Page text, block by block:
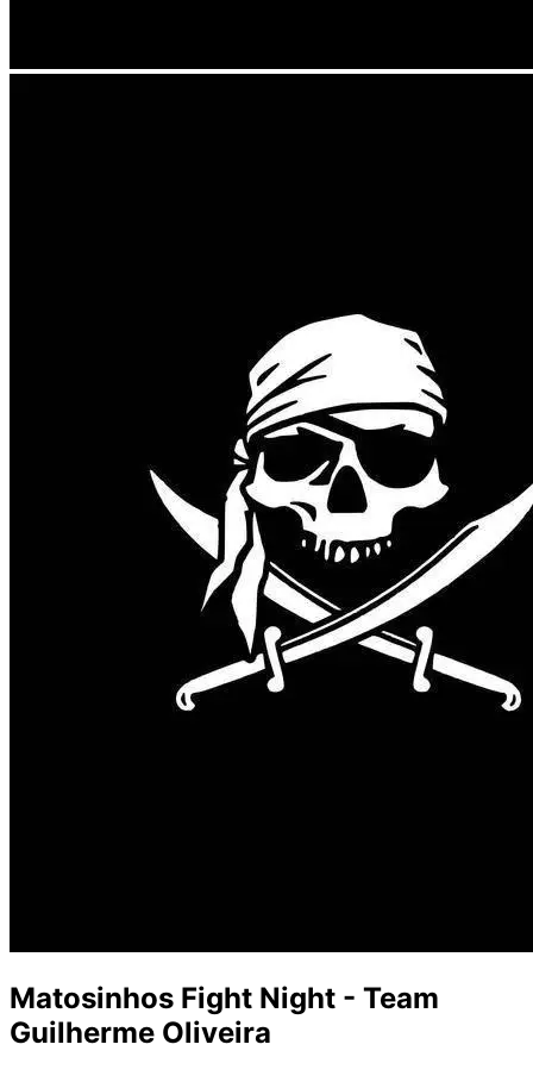
Matosinhos Fight Night - Team
Guilherme Oliveira